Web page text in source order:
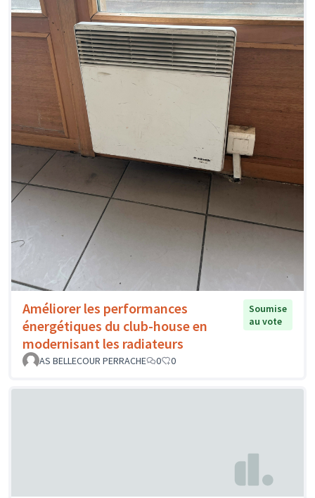
Améliorer les performances
énergétiques du club-house en
modernisant les radiateurs
Soumise
au vote
AS BELLECOUR PERRACHE 0 0